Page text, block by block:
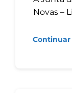
Novas –
Continuar